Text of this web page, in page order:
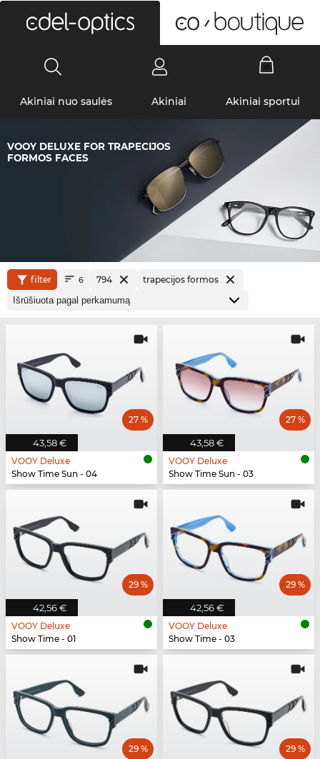
Akiniai nuo saulės Akiniai Akiniai sportui
VOOY DELUXE FOR TRAPECIJOS
FORMOS FACES
filter 6 794 trapecijos formos
43,58 €
27 %
VOOY Deluxe
Show Time Sun - 04
43,58 €
27 %
VOOY Deluxe
Show Time Sun - 03
42,56 €
29 %
VOOY Deluxe
Show Time - 01
42,56 €
29 %
VOOY Deluxe
Show Time - 03
29 % 29 %